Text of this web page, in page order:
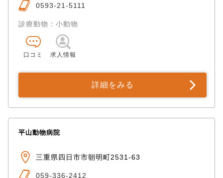
0593-21-5111
診療動物：小動物
口コミ 求人情報
詳細をみる
平山動物病院
三重県四日市市朝明町2531-63
059-336-2412